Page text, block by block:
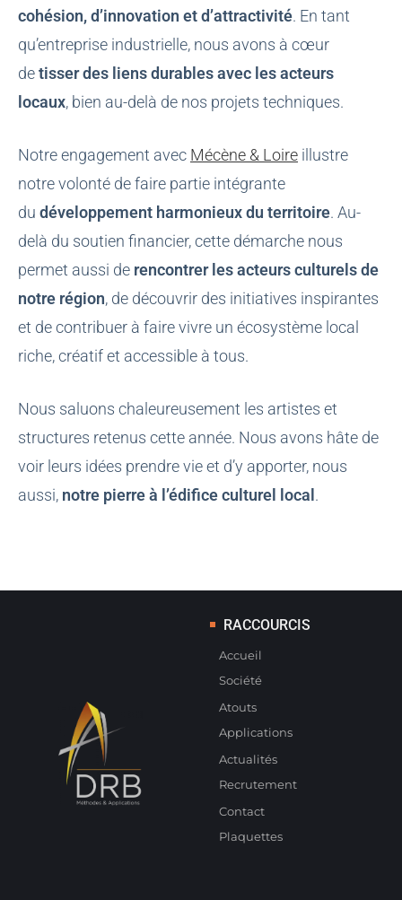
cohésion, d’innovation et d’attractivité. En tant
qu’entreprise industrielle, nous avons à cœur
detisser des liens durables avec les acteurs
locaux, bien au-delà de nos projets techniques.
Notre engagement avec Mécène & Loire illustre
notre volonté de faire partie intégrante
du développement harmonieux du territoire. Au-
delà du soutien financier, cette démarche nous
permet aussi de rencontrer les acteurs culturels de
notre région, de découvrir des initiatives inspirantes
et de contribuer à faire vivre un écosystème local
riche, créatif et accessible à tous.
Nous saluons chaleureusement les artistes et
structures retenus cette année. Nous avons hâte de
voir leurs idées prendre vie et d’y apporter, nous
aussi, notre pierre à l’édifice culturel local .
RACCOURCIS
Accueil
Société
Atouts
Applications
Actualités
Recrutement
Contact
Plaquettes